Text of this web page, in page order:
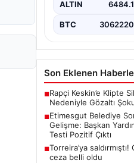
kapsamlı
Başkan Yardımcısı…
ALTIN 6484.1
BTC 3062220
Son Eklenen
■Rapçi Keskin’e Klipte
Nedeniyle Gözaltı
■Etimesgut Belediye
Gelişme: Başkan
Testi Pozitif Çıktı
■Torreira’ya
ceza belli oldu